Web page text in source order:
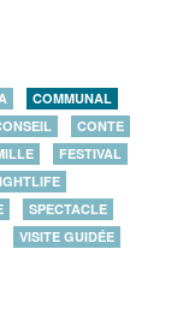
COMMUNAL
CONTE
FESTIVAL
SPECTACLE
VISITE GUIDÉE